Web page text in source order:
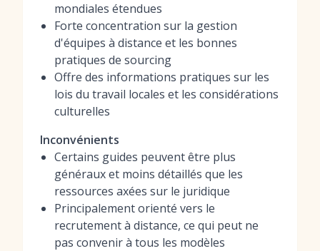
mondiales étendues
Forte concentration sur la gestion
d'équipes à distance et les bonnes
pratiques de sourcing
Offre des informations pratiques sur les
lois du travail locales et les considérations
culturelles
Inconvénients
Certains guides peuvent être plus
généraux et moins détaillés que les
ressources axées sur le juridique
Principalement orienté vers le
recrutement à distance, ce qui peut ne
pas convenir à tous les modèles